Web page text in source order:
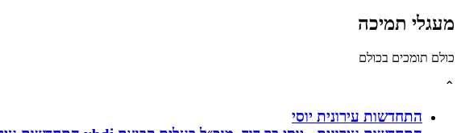
מעגלי תמיכה
כולם תומכים בכולם
⌃
התחדשות עירונית יוסי